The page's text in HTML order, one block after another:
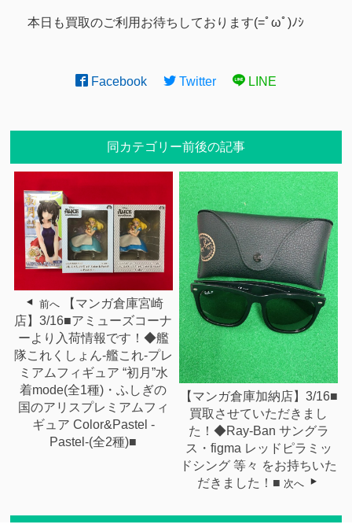
本日も買取のご利用お待ちしております(=ﾟωﾟ)ﾉｼ
Facebook Twitter LINE
同カテゴリー前後の記事
前へ
【マンガ倉庫宮崎
店】3/16■アミューズコーナ
ーより入荷情報です！◆艦
隊これくしょん-艦これ-プレ
ミアムフィギュア “初月”水
着mode(全1種)・ふしぎの
国のアリスプレミアムフィ
ギュア Color&Pastel -
Pastel-(全2種)■
【マンガ倉庫加納店】3/16■
買取させていただきまし
た！◆Ray-Ban サングラ
ス・figma レッドピラミッ
ドシング 等々 をお持ちいた
だきました！■ 次へ